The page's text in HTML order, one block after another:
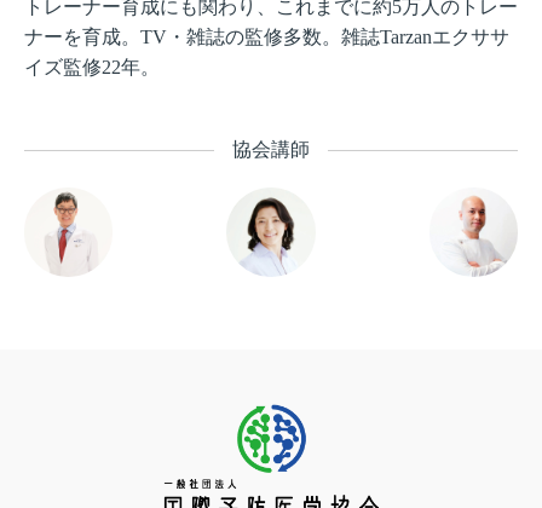
トレーナー育成にも関わり、これまでに約5万人のトレー
ナーを育成。TV・雑誌の監修多数。雑誌Tarzanエクササ
イズ監修22年。
協会講師